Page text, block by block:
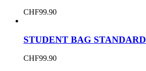
CHF99.90
STUDENT BAG STANDARD
CHF99.90